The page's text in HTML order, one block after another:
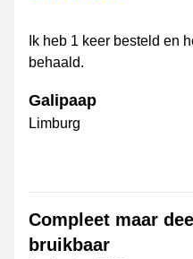
Ik heb 1 keer besteld en
behaald.
Galipaap
Limburg
Compleet maar
bruikbaar